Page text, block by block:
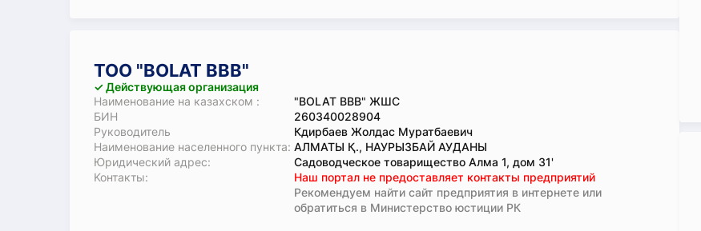
ТОО "BOLAT BBB"
✓ Действующая организация
Наименование на казахском :
"BOLAT BBB" ЖШС
БИН
260340028904
Руководитель
Кдирбаев Жолдас Муратбаевич
Наименование населенного пункта: АЛМАТЫ Қ., НАУРЫЗБАЙ АУДАНЫ
Юридический адрес:
Садоводческое товарищество Алма 1, дом 31'
Koнтaкты:
Наш портал не предоставляет контакты предприятий
Рекомендуем найти сайт предприятия в интернете или
обратиться в Министерство юстиции РК